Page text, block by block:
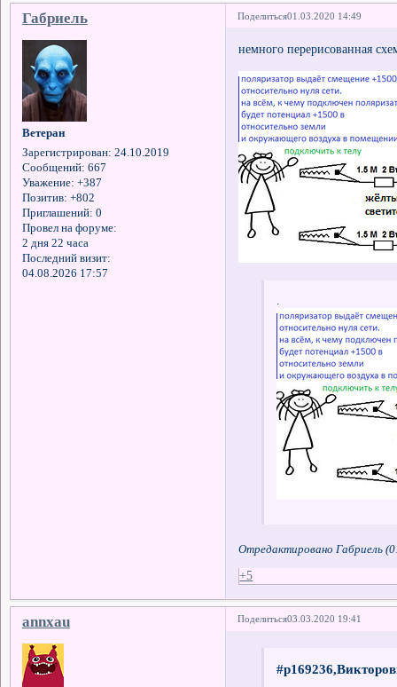
Поделиться01.03.2020 14:49
Габриель
Ветеран
Зарегистрирован: 24.10.2019
Сообщений: 667
Уважение: +387
Позитив: +802
Приглашений: 0
Провел на форуме:
2 дня 22 часа
Последний визит:
04.08.2026 17:57
немного перерисованная
Отредактировано Габриель
+5
Поделиться03.03.2020 19:41
annxau